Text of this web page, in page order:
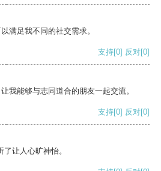
满足我不同的社交需求。
支持[0] 反对[0]
我能够与志同道合的朋友一起交流。
支持[0] 反对[0]
让人心旷神怡。